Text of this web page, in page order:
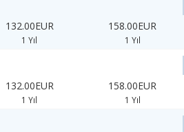
132.00EUR
1 Yıl
158.00EUR
1 Yıl
132.00EUR
1 Yıl
158.00EUR
1 Yıl